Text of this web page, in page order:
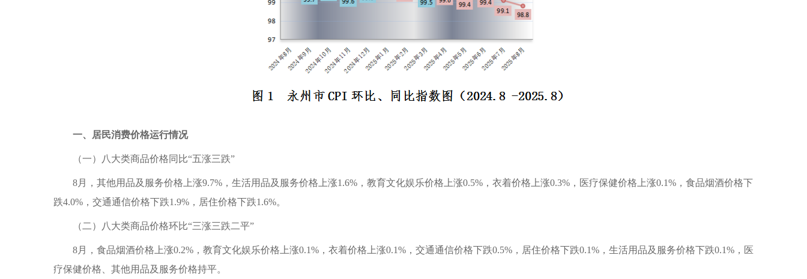
一、居民消费价格运行情况
（一）八大类商品价格同比“五涨三跌”
8月，其他用品及服务价格上涨9.7%，生活用品及服务价格上涨1.6%，教育文化娱乐价格上涨0.5%，衣着价格上涨0.3%，医疗保健价格上涨0.1%，食品烟酒价格下
跌4.0%，交通通信价格下跌1.9%，居住价格下跌1.6%。
（二）八大类商品价格环比“三涨三跌二平”
8月，食品烟酒价格上涨0.2%，教育文化娱乐价格上涨0.1%，衣着价格上涨0.1%，交通通信价格下跌0.5%，居住价格下跌0.1%，生活用品及服务价格下跌0.1%，医
疗保健价格、其他用品及服务价格持平。